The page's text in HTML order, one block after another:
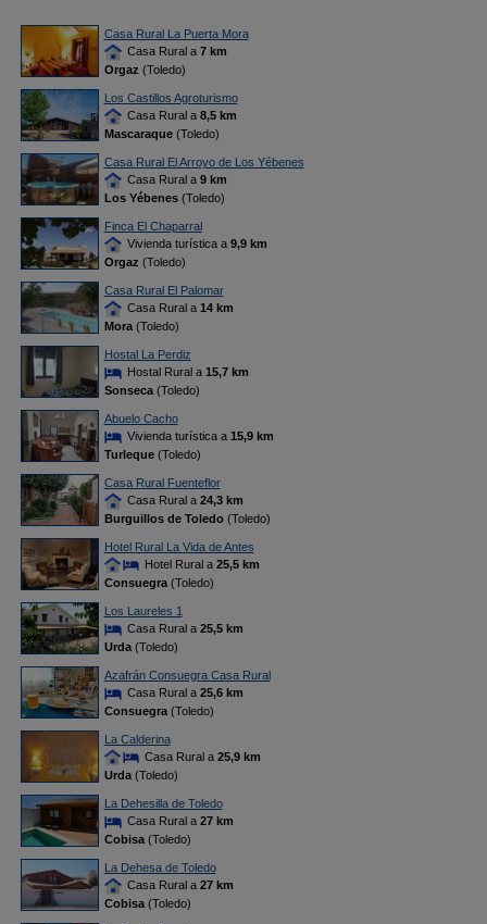
Casa Rural La Puerta Mora
Casa Rural a 7 km
Orgaz (Toledo)
Los Castillos Agroturismo
Casa Rural a 8,5 km
Mascaraque(Toledo)
Casa Rural El Arroyo de Los Yébenes
Casa Rural a 9 km
Los Yébenes(Toledo)
Finca El Chaparral
Vivienda turística a 9,9 km
Orgaz (Toledo)
Casa Rural El Palomar
Casa Rural a 14 km
Mora(Toledo)
Hostal La Perdiz
Hostal Rural a 15,7 km
Sonseca(Toledo)
Abuelo Cacho
Vivienda turística a 15,9 km
Turleque(Toledo)
Casa Rural Fuenteflor
Casa Rural a 24,3 km
Burguillos de Toledo(Toledo)
Hotel Rural La Vida de Antes
Hotel Rural a 25,5 km
Consuegra(Toledo)
Los Laureles 1
Casa Rural a 25,5 km
Urda(Toledo)
Azafrán Consuegra Casa Rural
Casa Rural a 25,6 km
Consuegra(Toledo)
La Calderina
Casa Rural a 25,9 km
Urda(Toledo)
La Dehesilla de Toledo
Casa Rural a 27 km
Cobisa(Toledo)
La Dehesa de Toledo
Casa Rural a 27 km
Cobisa(Toledo)